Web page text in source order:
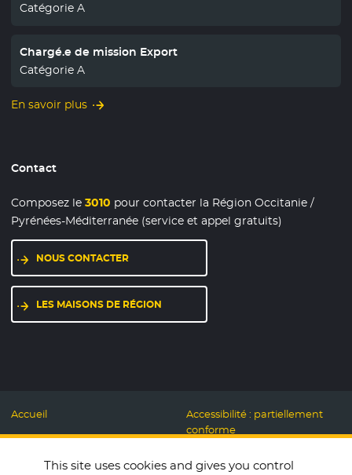
Catégorie A
Chargé.e de mission Export
Catégorie A
En savoir plus
Contact
Composez le3010 pour contacter la Région Occitanie /
Pyrénées-Méditerranée (service et appel gratuits)
NOUS CONTACTER
LES MAISONS DE RÉGION
Accueil
Mentions légales
Données personnelles et
Accessibilité : partiellement
conforme
Responsable
This site uses cookies and gives you control